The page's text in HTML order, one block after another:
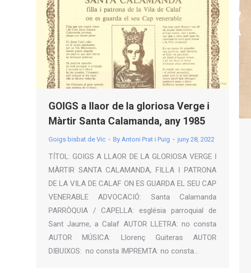
GOIGS a llaor de la gloriosa Verge i
Màrtir Santa Calamanda, any 1985
Goigs bisbat de Vic By Antoni Prat i Puig juny 28, 2022
TÍTOL: GOIGS A LLAOR DE LA GLORIOSA VERGE I
MÀRTIR SANTA CALAMANDA, FILLA I PATRONA
DE LA VILA DE CALAF ON ES GUARDA EL SEU CAP
VENERABLE ADVOCACIÓ: Santa Calamanda
PARRÒQUIA / CAPELLA: església parroquial de
Sant Jaume, a Calaf AUTOR LLETRA: no consta
AUTOR MÚSICA: Llorenç Guiteras AUTOR
DIBUIXOS: no consta IMPREMTA: no consta…